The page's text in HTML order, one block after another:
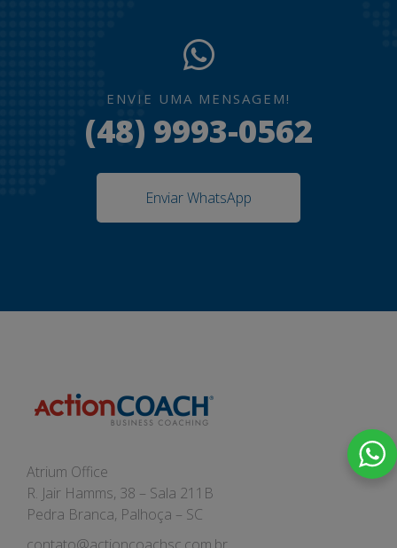
ENVIE UMA MENSAGEM!
(48) 9993-0562
Enviar WhatsApp
Atrium Office
R. Jair Hamms, 38 – Sala 211B
Pedra Branca, Palhoça – SC